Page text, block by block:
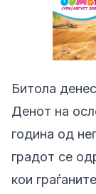
Битола
Денот на
година од
градот се
кои